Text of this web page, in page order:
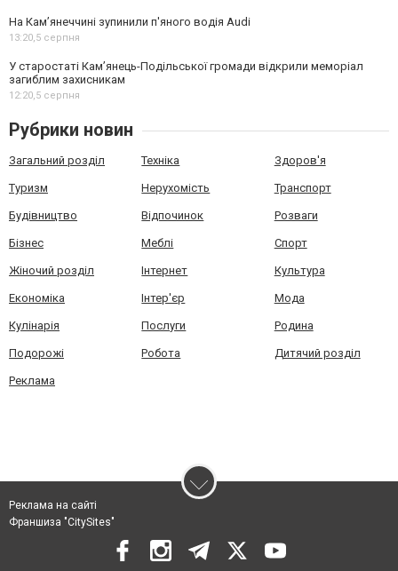
На Камʼянеччині зупинили п'яного водія Audi
13:20,5 серпня
У старостаті Кам’янець-Подільської громади відкрили меморіал
загиблим захисникам
12:20,5 серпня
Рубрики новин
Загальний розділ Техніка Здоров'я
Туризм Нерухомість Транспорт
Будівництво Відпочинок Розваги
Бізнес Меблі Спорт
Жіночий розділ Інтернет Культура
Економіка Інтер'єр Мода
Кулінарія Послуги Родина
Подорожі Робота Дитячий розділ
Реклама
Реклама на сайті
Франшиза "CitySites"